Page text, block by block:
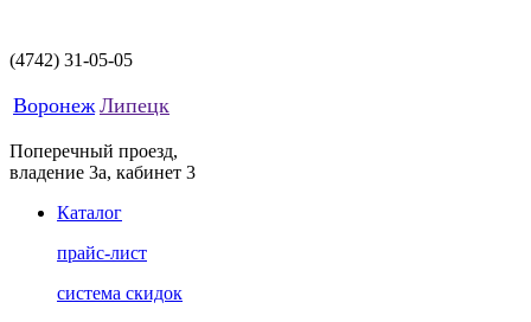
(4742) 31-05-05
Воронеж Липецк
Поперечный проезд,
владение 3а, кабинет 3
Каталог
прайс-лист
система скидок